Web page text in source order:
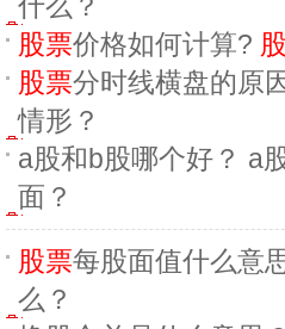
股票价格如何计算?
股票分时线横盘的原
情形？
a股和b股哪个好？ a
面？
股票每股面值什么意
么？